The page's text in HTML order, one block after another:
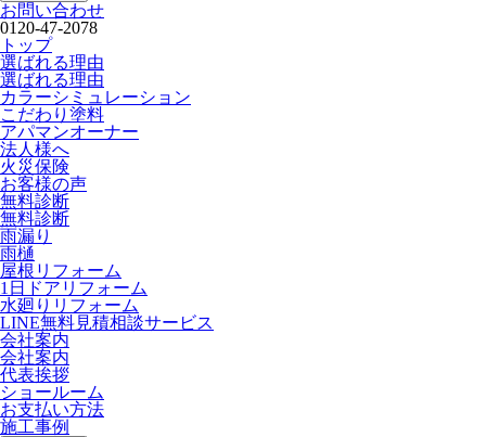
お問い合わせ
0120-47-2078
トップ
選ばれる理由
選ばれる理由
カラーシミュレーション
こだわり塗料
アパマンオーナー
法人様へ
火災保険
お客様の声
無料診断
無料診断
雨漏り
雨樋
屋根リフォーム
1日ドアリフォーム
水廻りリフォーム
LINE無料見積相談サービス
会社案内
会社案内
代表挨拶
ショールーム
お支払い方法
施工事例